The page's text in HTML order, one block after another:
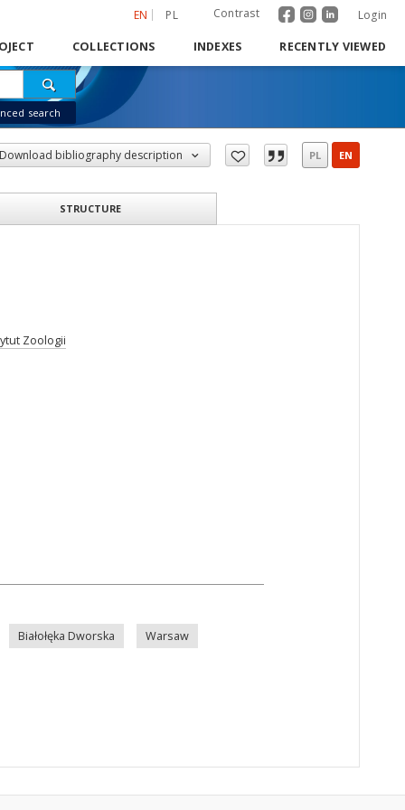
EN PL Contrast Login
COLLECTIONS INDEXES RECENTLY VIEWED
search
Download bibliography description PL EN
STRUCTURE
Zoologii
Białołęka Dworska Warsaw